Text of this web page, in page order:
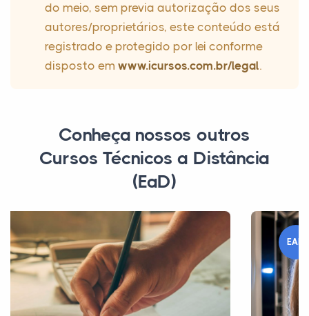
do meio, sem previa autorização dos seus
autores/proprietários, este conteúdo está
registrado e protegido por lei conforme
disposto em www.icursos.com.br/legal.
Conheça nossos outros
Cursos Técnicos a Distância
(EaD)
EAD